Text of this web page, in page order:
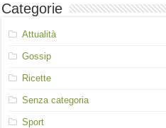
Categorie
Attualità
Gossip
Ricette
Senza categoria
Sport